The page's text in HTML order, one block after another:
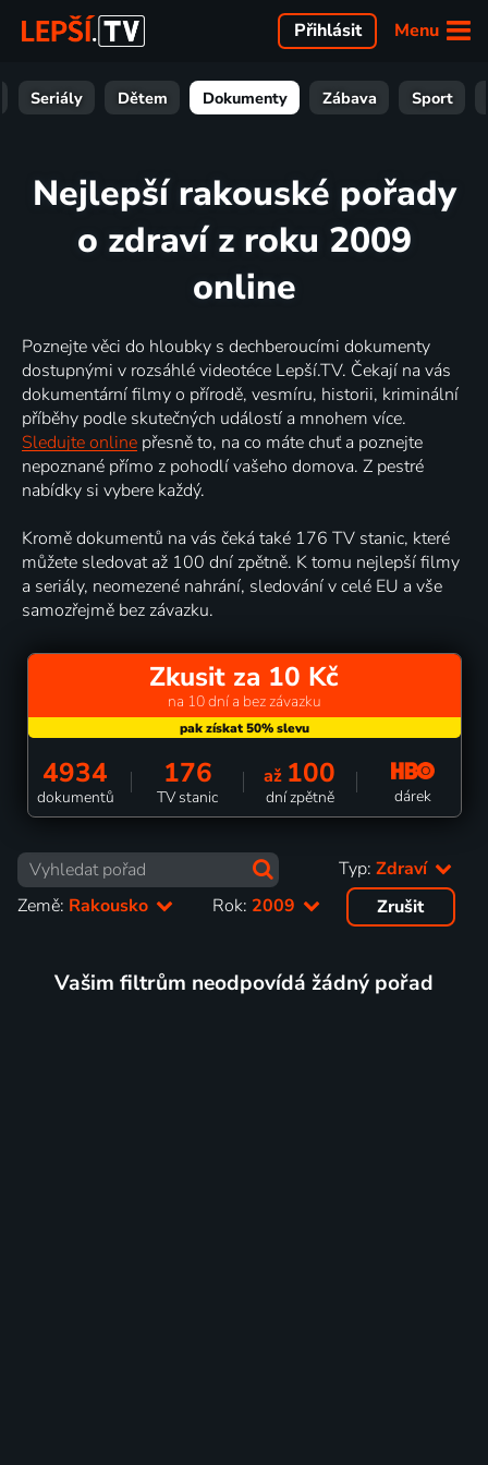
Menu
Přihlásit
Seriály Dětem Dokumenty Zábava Sport
Nejlepší rakouské pořady
o zdraví z roku 2009
online
Poznejte věci do hloubky s dechberoucími dokumenty
dostupnými v rozsáhlé videotéce Lepší.TV. Čekají na vás
dokumentární filmy o přírodě, vesmíru, historii, kriminální
příběhy podle skutečných událostí a mnohem více.
Sledujte online přesně to, na co máte chuť a poznejte
nepoznané přímo z pohodlí vašeho domova. Z pestré
nabídky si vybere každý.
Kromě dokumentů na vás čeká také 176 TV stanic, které
můžete sledovat až 100 dní zpětně. K tomu nejlepší filmy
a seriály, neomezené nahrání, sledování v celé EU a vše
samozřejmě bez závazku.
Zkusit za 10 Kč
na 10 dní a bez závazku
4934
dokumentů
176
TV stanic
až 100
dní zpětně dárek
Typ: Zdraví
Země: Rakousko Rok: 2009 Zrušit
Vašim filtrům neodpovídá žádný pořad